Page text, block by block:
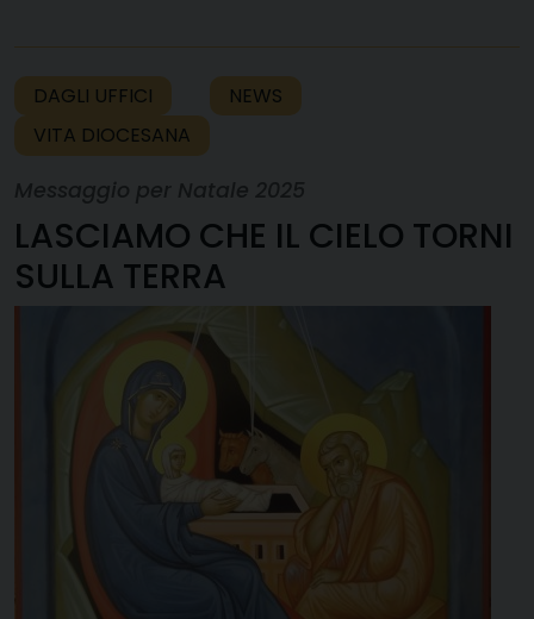
DAGLI UFFICI
NEWS
VITA DIOCESANA
LASCIAMO CHE IL CIELO TORNI
SULLA TERRA